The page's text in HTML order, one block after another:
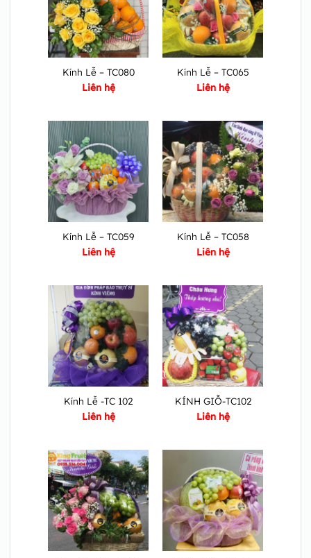
Kính Lễ – TC080
Liên hệ
Kính Lễ – TC065
Liên hệ
Kính Lễ – TC059
Liên hệ
Kính Lễ – TC058
Liên hệ
Kính Lễ -TC 102
Liên hệ
KÍNH GIỖ-TC102
Liên hệ